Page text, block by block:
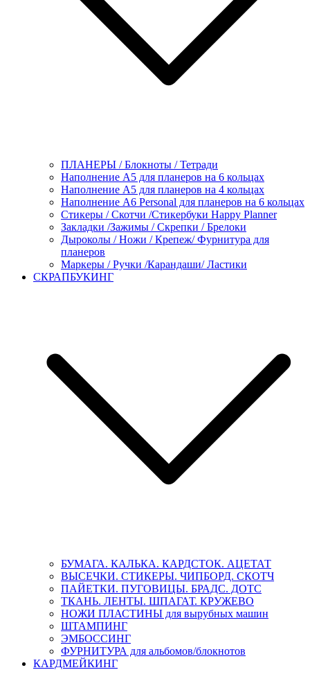
ПЛАНЕРЫ / Блокноты / Тетради
Наполнение А5 для планеров на 6 кольцах
Наполнение А5 для планеров на 4 кольцах
Наполнение А6 Personal для планеров на 6 кольцах
Стикеры / Скотчи /Стикербуки Happy Planner
Закладки /Зажимы / Скрепки / Брелоки
Дыроколы / Ножи / Крепеж/ Фурнитура для
планеров
Маркеры / Ручки /Карандаши/ Ластики
СКРАПБУКИНГ
БУМАГА. КАЛЬКА. КАРДСТОК. АЦЕТАТ
ВЫСЕЧКИ. СТИКЕРЫ. ЧИПБОРД. СКОТЧ
ПАЙЕТКИ. ПУГОВИЦЫ. БРАДС. ДОТС
ТКАНЬ. ЛЕНТЫ. ШПАГАТ. КРУЖЕВО
НОЖИ ПЛАСТИНЫ для вырубных машин
ШТАМПИНГ
ЭМБОССИНГ
ФУРНИТУРА для альбомов/блокнотов
КАРДМЕЙКИНГ